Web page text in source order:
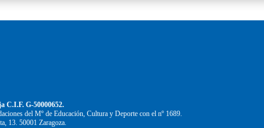
C.I.F. G-50000652.
del Mº de Educación, Cultura y Deporte con el nº 1689.
13. 50001 Zaragoza.